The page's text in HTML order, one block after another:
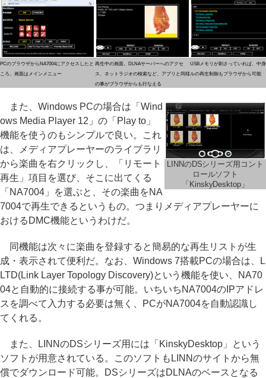
PCのブラウザからNA7004にアクセスしたと
ころ。画面はメインメニュー
再生中の画面。DLNAサーバーへのアクセ
ス、ネットラジオの検索など、アプリと同様
の事がブラウザからも行なえる
USBメモリが刺さっていれば、中
ルの再生制御もブラウザから可能
LINNのDSシリーズ用コント
ロールソフト
「KinskyDesktop」
また、Windows PCの場合は「Wind
ows Media Player 12」の「Play to」
機能を使うのもシンプルで良い。これ
は、メディアプレーヤーのライブラリ
から楽曲を右クリックし、「リモート
再生」項目を選び、そこに出てくる
「NA7004」を選ぶと、その楽曲をNA
7004で再生できるというもの。つまりメディアプレーヤーに
おけるDMC機能というわけだ。
同機能は次々に楽曲を登録すると簡易的な再生リストが生
成・表示されて便利だ。なお、Windows 7搭載PCの場合は、L
LTD(Link Layer Topology Discovery)という機能を使い、NA70
04と自動的に接続する事が可能。いちいちNA7004のIPアドレ
スを調べて入力する必要は無く、PCがNA7004を自動認識し
てくれる。
また、LINNのDSシリーズ用には「KinskyDesktop」という
ソフトが用意されている。このソフトもLINNのサイトから無
償でダウンロード可能。DSシリーズはDLNAのベースとなる